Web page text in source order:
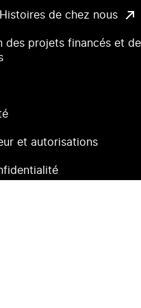
de chez nous
des projets financés et
et autorisations